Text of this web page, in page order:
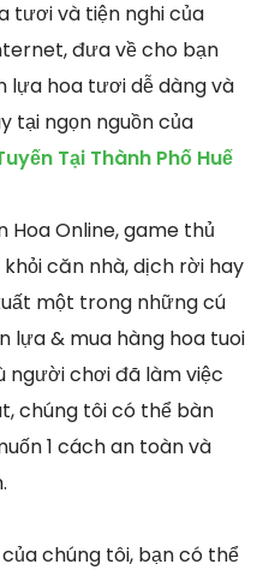
tươi và tiện nghi của
đưa về cho bạn
lựa hoa tươi dễ dàng và
tại ngọn nguồn của
Tại Thành Phố Huế
Hoa Online, game thủ
căn nhà, dịch rời hay
một trong những cú
lựa & mua hàng hoa tuoi
người chơi đã làm việc
chúng tôi có thể bàn
1 cách an toàn và
chúng tôi, bạn có thể